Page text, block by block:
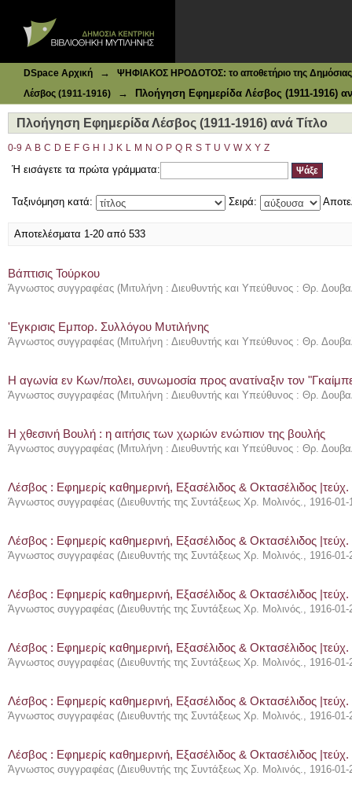
DSpace Αρχική →
ΨΗΦΙΑΚΟΣ ΗΡΟΔΟΤΟΣ: το αποθετήριο της Δημόσιας
Λέσβος (1911-1916)
→ Πλοήγηση Εφημερίδα Λέσβος (1911-1916)
Πλοήγηση Εφημερίδα Λέσβος (1911-1916) ανά Τίτλο
0-9 A B C D E F G H J K L M N O P Q R S T U V W X Y Z
Ή εισάγετε τα πρώτα γράμματα:
Ταξινόμηση κατά: Σειρά:
Αποτελέσματα 1-20 από 533
Βάπτισις Τούρκου
Άγνωστος συγγραφέας (Μιτυλήνη : Διευθυντής και Υπεύθυνος : Θρ.
'Εγκρισις Εμπορ. Συλλόγου Μυτιλήνης
Άγνωστος συγγραφέας (Μιτυλήνη : Διευθυντής και Υπεύθυνος : Θρ.
Η αγωνία εν Κων/πολει, συνωμοσία προς ανατίναξιν τον
Άγνωστος συγγραφέας (Μιτυλήνη : Διευθυντής και Υπεύθυνος : Θρ.
Η χθεσινή Βουλή : η αιτήσις των χωριών ενώπιον της βουλής
Άγνωστος συγγραφέας (Μιτυλήνη : Διευθυντής και Υπεύθυνος : Θρ.
Λέσβος : Eφημερίς καθημερινή, Εξασέλιδος & Οκτασέλιδος
Άγνωστος συγγραφέας (Διευθυντής της Συντάξεως Χρ. Μολινός., 1916-01-
Λέσβος : Eφημερίς καθημερινή, Εξασέλιδος & Οκτασέλιδος
Άγνωστος συγγραφέας (Διευθυντής της Συντάξεως Χρ. Μολινός., 1916-01-
Λέσβος : Eφημερίς καθημερινή, Εξασέλιδος & Οκτασέλιδος
Άγνωστος συγγραφέας (Διευθυντής της Συντάξεως Χρ. Μολινός., 1916-01-
Λέσβος : Eφημερίς καθημερινή, Εξασέλιδος & Οκτασέλιδος
Άγνωστος συγγραφέας (Διευθυντής της Συντάξεως Χρ. Μολινός., 1916-01-
Λέσβος : Eφημερίς καθημερινή, Εξασέλιδος & Οκτασέλιδος
Άγνωστος συγγραφέας (Διευθυντής της Συντάξεως Χρ. Μολινός., 1916-01-
Λέσβος : Eφημερίς καθημερινή, Εξασέλιδος & Οκτασέλιδος
Άγνωστος συγγραφέας (Διευθυντής της Συντάξεως Χρ. Μολινός., 1916-01-